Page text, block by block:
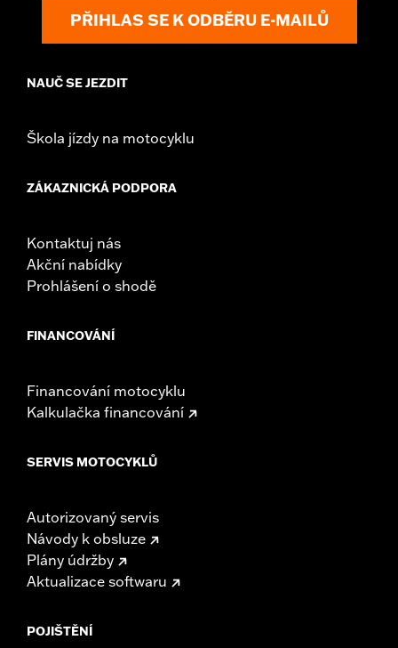
PŘIHLAS SE K ODBĚRU E-MAILŮ
NAUČ SE JEZDIT
Škola jízdy na motocyklu
ZÁKAZNICKÁ PODPORA
Kontaktuj nás
Akční nabídky
Prohlášení o shodě
FINANCOVÁNÍ
Financování motocyklu
Kalkulačka financování
SERVIS MOTOCYKLŮ
Autorizovaný servis
Návody k obsluze
Plány údržby
Aktualizace softwaru
POJIŠTĚNÍ